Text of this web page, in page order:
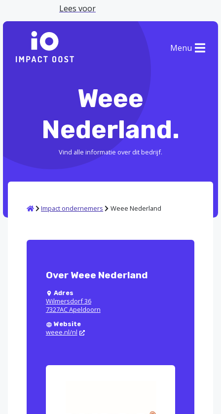
Lees voor
Menu
Weee
Nederland.
Vind alle informatie over dit bedrijf.
HomeImpact ondernemers Weee Nederland
Over Weee Nederland
Adres
Wilmersdorf 36
7327AC Apeldoorn
Website
weee.nl/nl